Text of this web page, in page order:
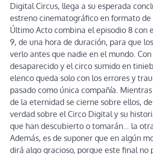
Digital Circus, llega a su esperada
estreno cinematográfico en formato de
Último Acto combina el episodio 8 con
9, de una hora de duración, para que
verlo antes que nadie en el mundo.
desaparecido y el circo sumido en
elenco queda solo con los errores y
pasado como única compañía.
de la eternidad se cierne sobre ellos,
verdad sobre el Circo Digital y su
que han descubierto o tomarán… la
Además, es de suponer que en algún
dirá algo gracioso, porque este final no